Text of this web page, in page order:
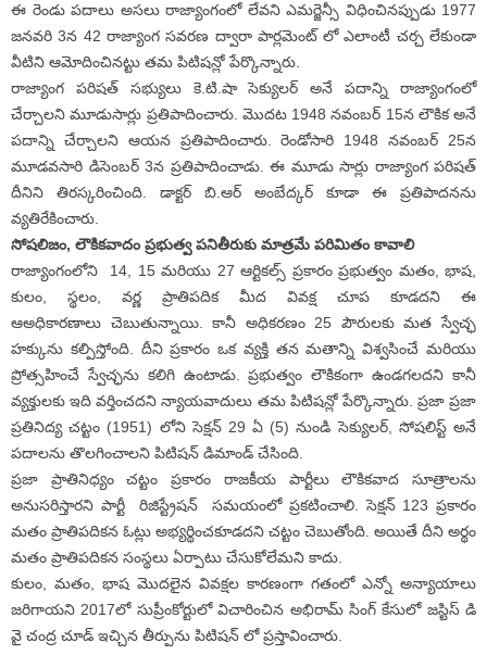
ఈ రెండు పదాలు అసలు రాజ్యాంగంలో లేవని ఎమర్జెన్సీ విధించినప్పుడు 1977
జనవరి 3న 42 రాజ్యాంగ సవరణ ద్వారా పార్లమెంట్ లో ఎలాంటీ చర్చ లేకుండా
వీటిని ఆమోదించినట్టు తమ పిటిషన్లో పేర్కొన్నారు.
రాజ్యాంగ పరిషత్ సభ్యులు కె.టి.షా సెక్యులర్ అనే పదాన్ని రాజ్యాంగంలో
చేర్చాలని మూడుసార్లు ప్రతిపాదించారు. మొదట 1948 నవంబర్ 15న లౌకిక అనే
పదాన్ని చేర్చాలని ఆయన ప్రతిపాదించారు. రెండోసారి 1948 నవంబర్ 25న
మూడవసారి డిసెంబర్ 3న ప్రతిపాదించాడు. ఈ మూడు సార్లు రాజ్యాంగ పరిషత్
దీనిని తిరస్కరించింది. డాక్టర్ బి.ఆర్ అంబేద్కర్ కూడా ఈ ప్రతిపాదనను
వ్యతిరేకించారు.
సోషలిజం, లౌకికవాదం ప్రభుత్వ పనితీరుకు మాత్రమే పరిమితం కావాలి
రాజ్యాంగంలోని 14, 15 మరియు 27 ఆర్టికల్స్ ప్రకారం ప్రభుత్వం మతం, భాష,
కులం, స్థలం, వర్ణ ప్రాతిపదిక మీద వివక్ష చూప కూడదని ఈ
ఆఅధికారణాలు చెబుతున్నాయి. కానీ అధికరణం 25 పౌరులకు మత స్వేచ్ఛ
హక్కును కల్పిస్తోంది. దీని ప్రకారం ఒక వ్యక్తి తన మతాన్ని విశ్వసించే మరియు
ప్రోత్సహించే స్వేచ్ఛను కలిగి ఉంటాడు. ప్రభుత్వం లౌకికంగా ఉండగలదని కానీ
వ్యక్తులకు ఇది వర్తించదని న్యాయవాదులు తమ పిటిషన్లో పేర్కొన్నారు. ప్రజా ప్రజా
ప్రతినిద్య చట్టం (1951) లోని సెక్షన్ 29 ఏ (5) నుండి సెక్యులర్, సోషలిస్ట్ అనే
పదాలను తొలగించాలని పిటిషన్ డిమాండ్ చేసింది.
ప్రజా ప్రాతినిధ్యం చట్టం ప్రకారం రాజకీయ పార్టీలు లౌకికవాద సూత్రాలను
అనుసరిస్తారని పార్టీ రిజిస్ట్రేషన్ సమయంలో ప్రకటించాలి. సెక్షన్ 123 ప్రకారం
మతం ప్రాతిపదికన ఓట్లు అభ్యర్థించకూడదని చట్టం చెబుతోంది. అయితే దీని అర్థం
మతం ప్రాతిపదికన సంస్థలు ఏర్పాటు చేసుకోలేమని కాదు.
కులం, మతం, భాష మొదలైన వివక్షల కారణంగా గతంలో ఎన్నో అన్యాయాలు
జరిగాయని 2017లో సుప్రీంకోర్టులో విచారించిన అభిరామ్ సింగ్ కేసులో జస్టిస్ డి
వై చంద్ర చూడ్ ఇచ్చిన తీర్పును పిటిషన్ లో ప్రస్తావించారు.